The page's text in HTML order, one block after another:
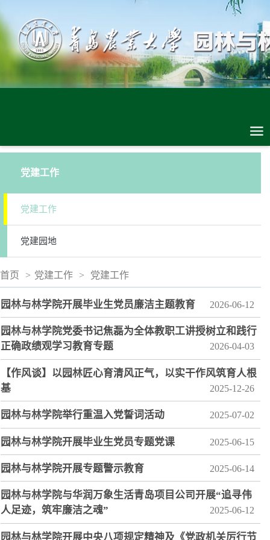
党建工作
党建工作
党建园地
首页 > 党建工作 > 党建工作
园林与林学院开展毕业生党员廉洁主题教育 2026-06-12
园林与林学院党委书记焦磊为全体教职工讲授树立和践行
正确政绩观学习教育专题
2026-04-03
【作风谈】以园林匠心育清风正气，以实干作风筑育人根
基
2025-12-26
园林与林学院举行重温入党誓词活动 2025-07-02
园林与林学院开展毕业生党员专题党课 2025-06-15
园林与林学院开展专题警示教育 2025-06-14
园林与林学院与华润万象生活青岛项目公司开展“追寻伟
人足迹，筑牢廉洁之魂”
2025-06-12
园林与林学院开展中央八项规定精神及《党政机关厉行节